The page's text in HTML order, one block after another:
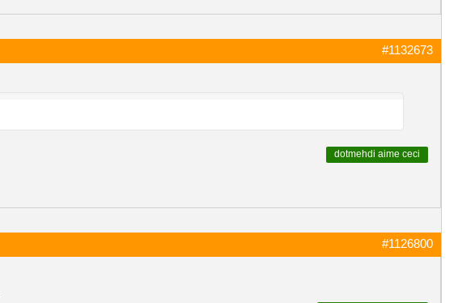
#1132673
dotmehdi aime ceci
#1126800